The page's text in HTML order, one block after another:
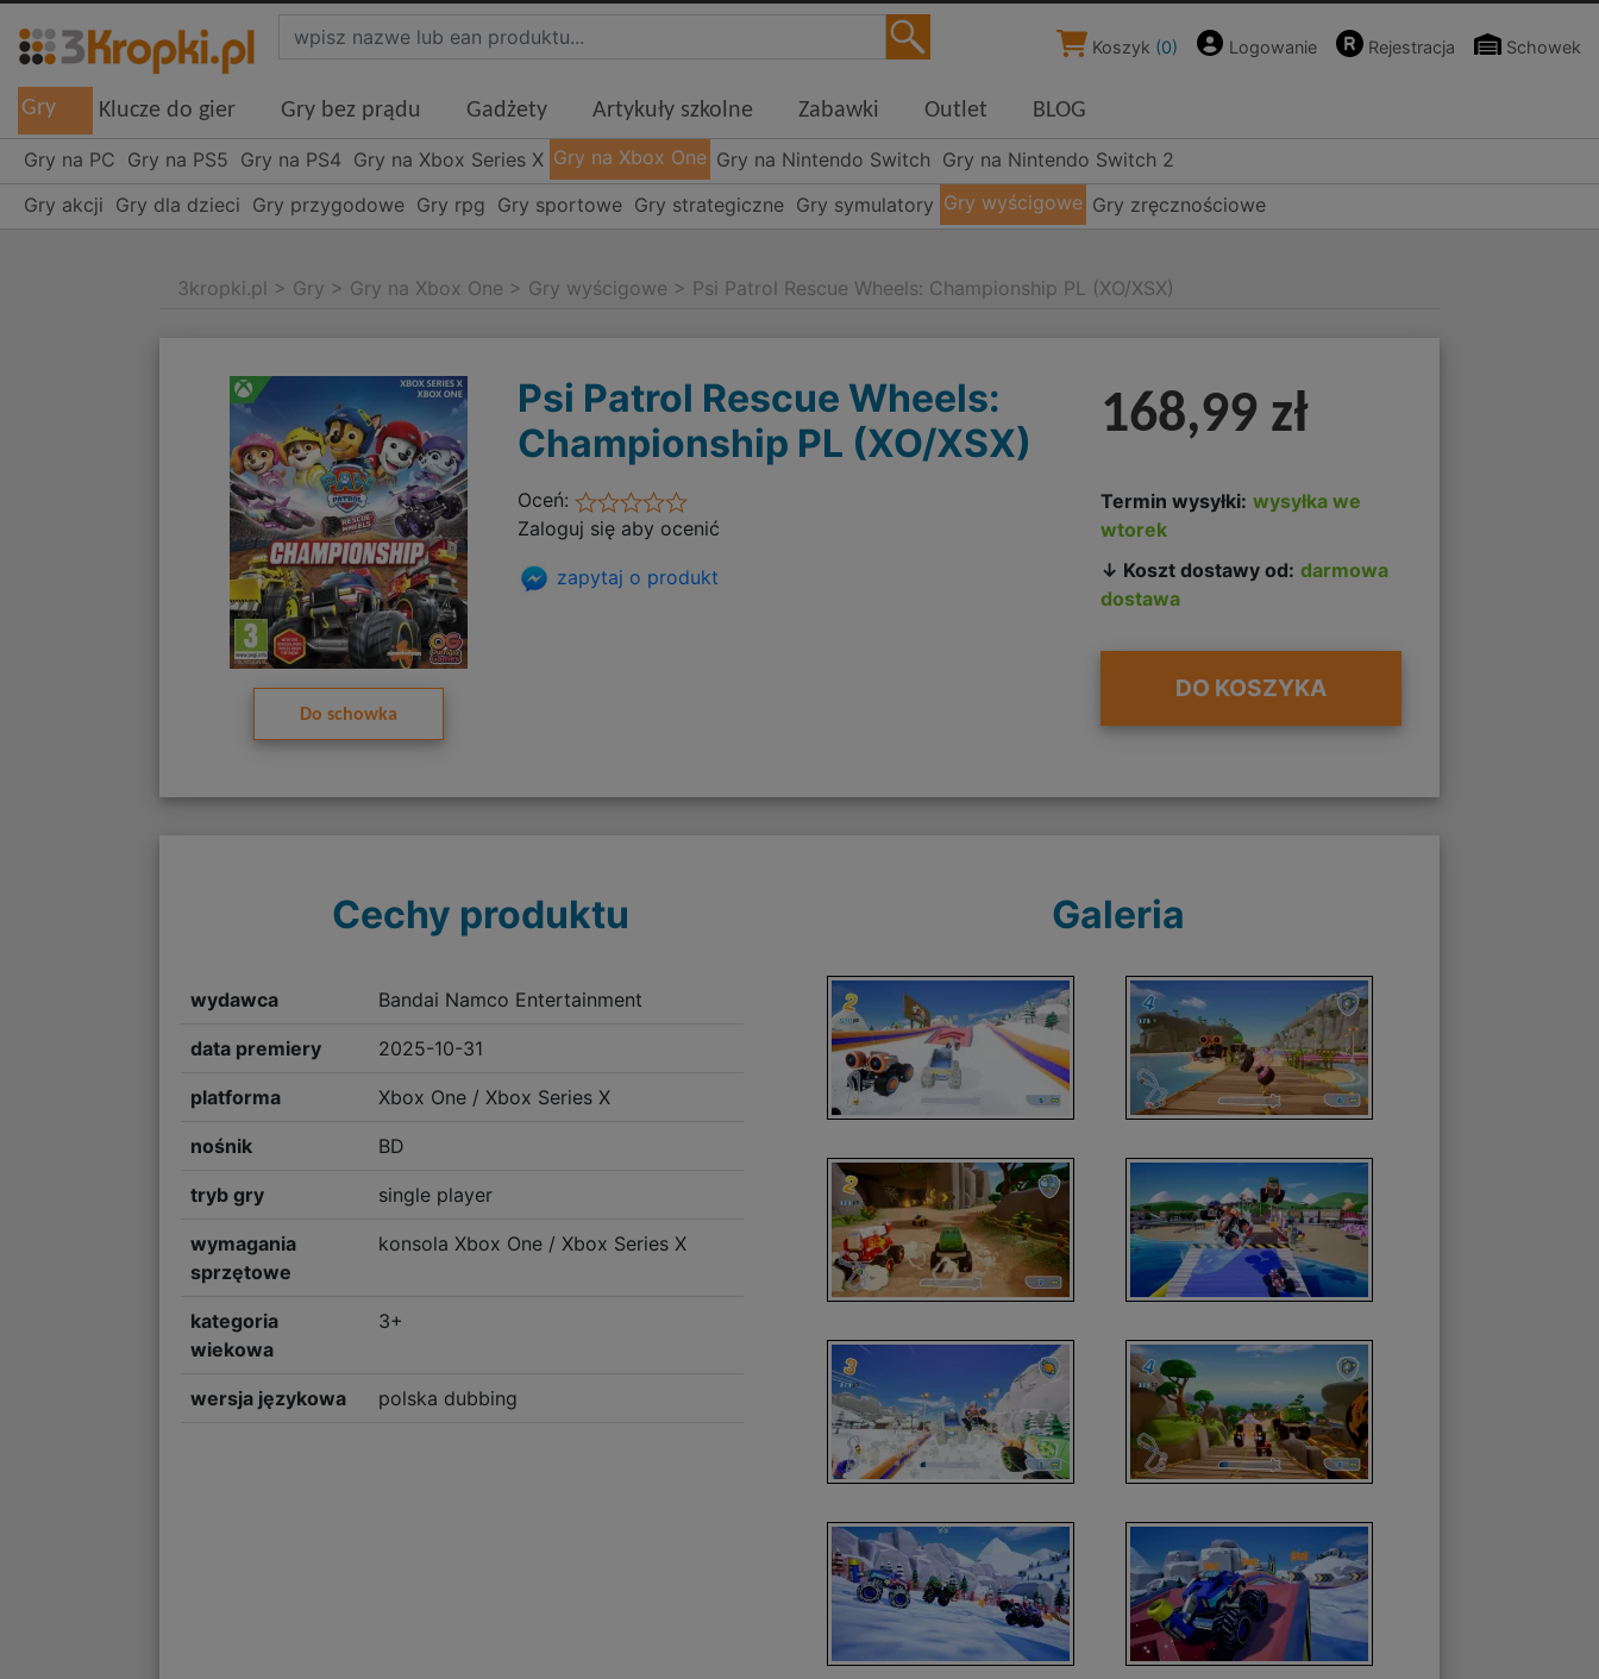
Koszyk (0) Logowanie Rejestracja Schowek
Gry Klucze do gier Gry bez prądu Gadżety Artykuły szkolne Zabawki Outlet BLOG
Gry na PC Gry na PS5 Gry na PS4 Gry na Xbox Series X Gry na Xbox One Gry na Nintendo Switch Gry na Nintendo Switch 2
Gry akcji Gry dla dzieci Gry przygodowe Gry rpg Gry sportowe Gry strategiczne Gry symulatory Gry wyścigowe Gry zręcznościowe
3kropki.pl > Gry > Gry na Xbox One > Gry wyścigowe > Psi Patrol Rescue Wheels: Championship PL (XO/XSX)
Do schowka
Psi Patrol Rescue Wheels:
Championship PL (XO/XSX)
Oceń:
Zaloguj się aby ocenić
zapytaj o produkt
168,99 zł
Termin wysyłki: wysyłka we
wtorek
↓ Koszt dostawy od: darmowa
dostawa
DO KOSZYKA
Cechy produktu
wydawca Bandai Namco Entertainment
data premiery 2025-10-31
platforma Xbox One / Xbox Series X
nośnik BD
tryb gry single player
wymagania
sprzętowe
konsola Xbox One / Xbox Series X
kategoria
wiekowa
3+
wersja językowa polska dubbing
Galeria